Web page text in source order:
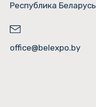
Республика Беларусь
office@belexpo.by